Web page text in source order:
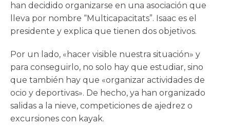
han decidido organizarse en una asociación que
lleva por nombre “Multicapacitats”. Isaac es el
presidente y explica que tienen dos objetivos.
Por un lado, «hacer visible nuestra situación» y
para conseguirlo, no solo hay que estudiar, sino
que también hay que «organizar actividades de
ocio y deportivas». De hecho, ya han organizado
salidas a la nieve, competiciones de ajedrez o
excursiones con kayak.